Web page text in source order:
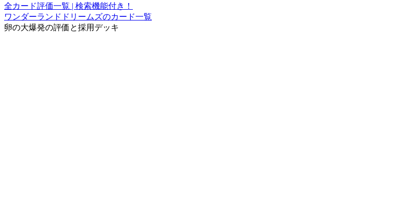
全カード評価一覧 | 検索機能付き！
ワンダーランドドリームズのカード一覧
卵の大爆発の評価と採用デッキ